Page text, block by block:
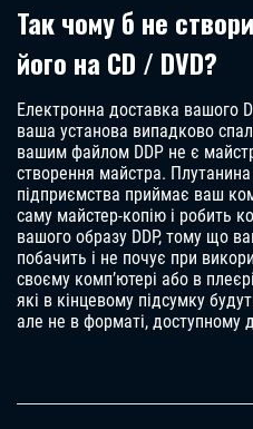
Так чому б не
його на CD / DVD?
Електронна доставка вашого
ваша установа випадково
вашим файлом DDP не є
створення майстра.
підприємства приймає ваш
саму майстер-копію і робить
вашого образу DDP, тому що
побачить і не почує при
своєму комп’ютері або в
які в кінцевому підсумку
але не в форматі, доступному